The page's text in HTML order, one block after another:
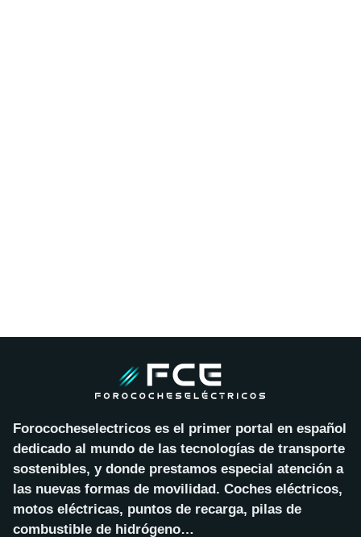
Forococheselectricos es el primer portal en español
dedicado al mundo de las tecnologías de transporte
sostenibles, y donde prestamos especial atención a
las nuevas formas de movilidad. Coches eléctricos,
motos eléctricas, puntos de recarga, pilas de
combustible de hidrógeno…